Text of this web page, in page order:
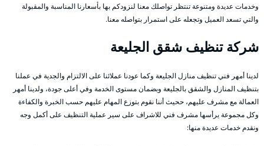
وخدمات عديدة ومتنوعة تنتظر تواصلك معنا لنزودكم بها بأسعارنا المناسبة والمقبولة
والتي تسعد العميل وتجعله على استمرار بتواصله معنا.
شركة تنظيف شقق الجليعة
لدينا أمهر فني تنظيف منازل الجليعة وكما عودنا عملائنا على الالتزام والجدية في عملنا
بتنظيف المنازل والشقق بالجليعة وبضمان مستوى الخدمة وفي أعلى جودة، ولدينا أمهر
العمالة مع مشرف عليهم، ححيث أننا نقوم بتوزع المهام عليهم حسب الخبرة والكفاءة
وكل مجموعة يرأسها مشرف فني للاشراف على سير عملية التنظيف على أكمل وجه
ونقدم خدمات عديدة منها: